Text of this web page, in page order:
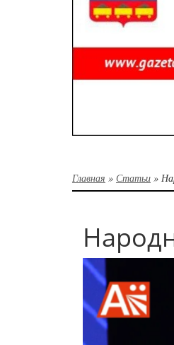
Главная » Статьи »